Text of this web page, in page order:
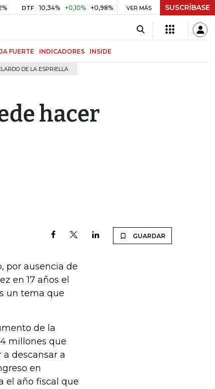
10,34% +0,10% +0,98% UVR $ 416,91 +$ 0,05 +0,01%
VER MÁS SUSCRÍBASE
FUERTE INDICADORES INSIDE
DE LA ESPRIELLA
hacer
GUARDAR
por ausencia de
en 17 años el
un tema que
de la
millones que
descansar a
en
el año fiscal que